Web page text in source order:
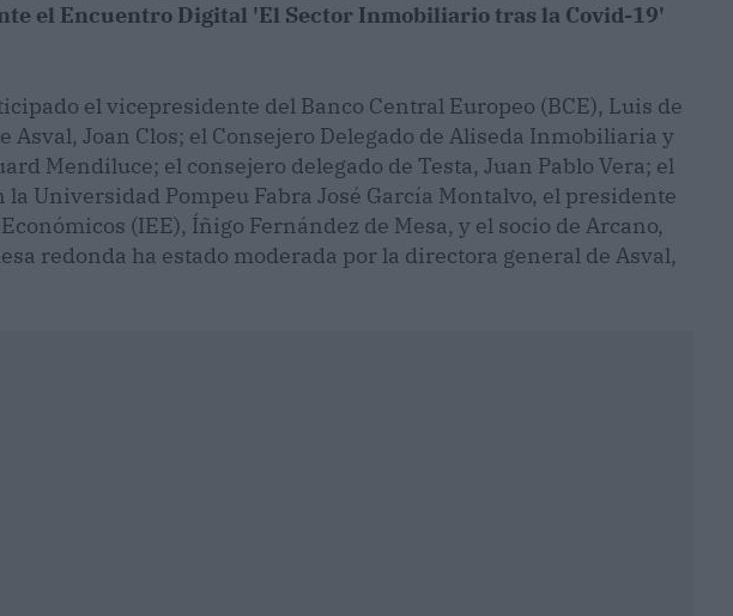
el Encuentro Digital 'El Sector Inmobiliario tras la Covid-19'
el vicepresidente del Banco Central Europeo (BCE), Luis de
Asval, Joan Clos; el Consejero Delegado de Aliseda Inmobiliaria y
Mendiluce; el consejero delegado de Testa, Juan Pablo Vera; el
Universidad Pompeu Fabra José García Montalvo, el presidente
(IEE), Íñigo Fernández de Mesa, y el socio de Arcano,
redonda ha estado moderada por la directora general de Asval,